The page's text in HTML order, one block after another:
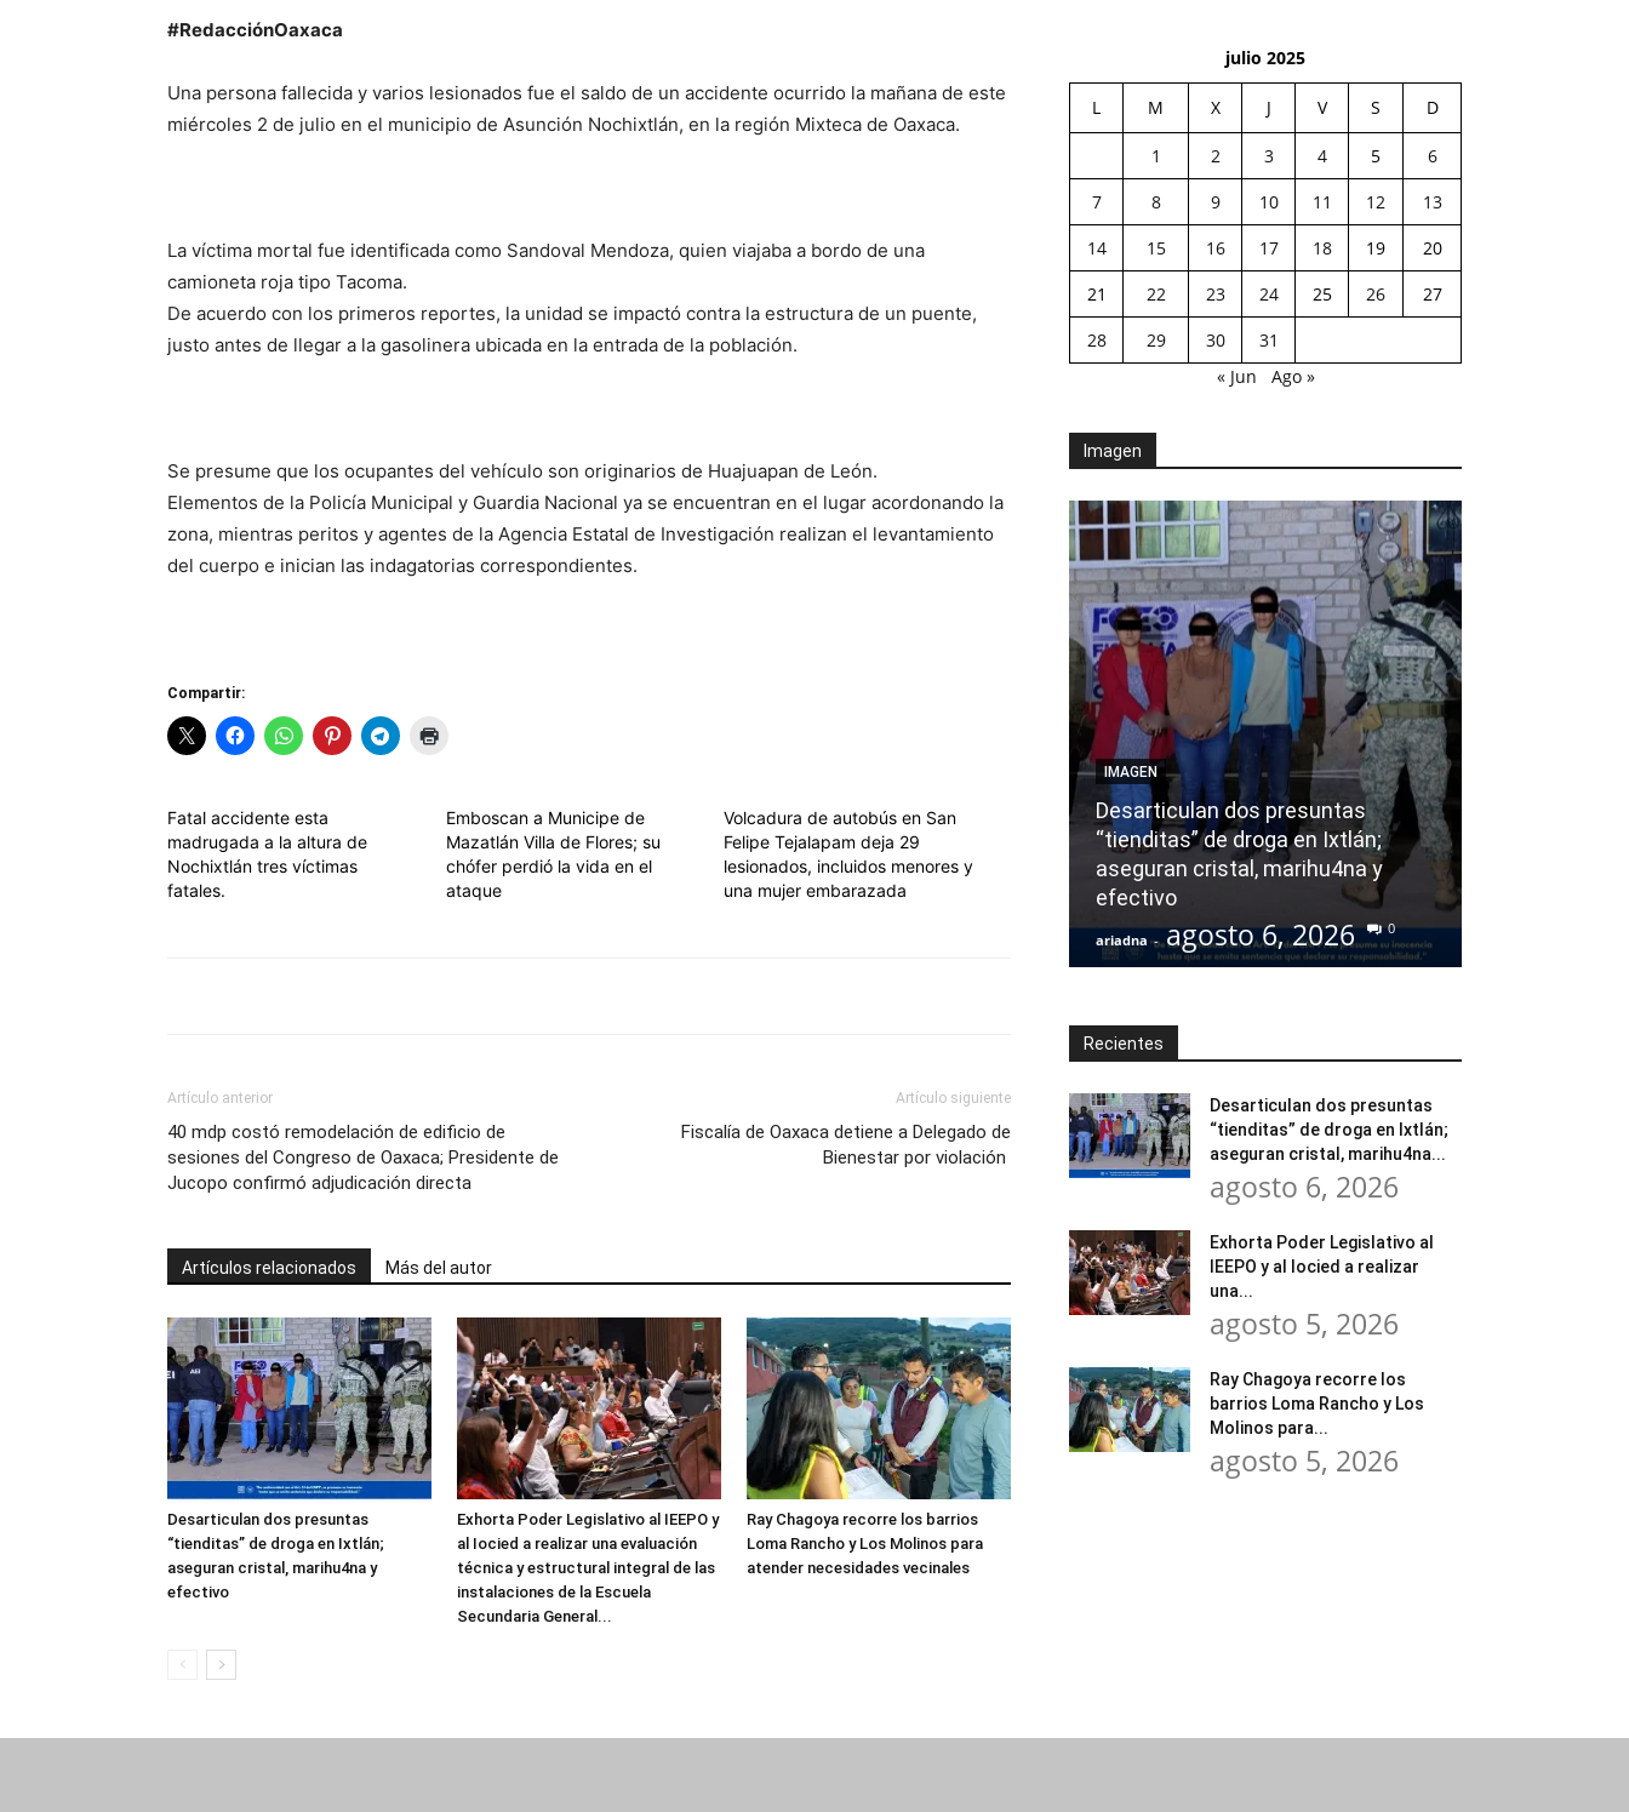
#RedacciónOaxaca
Una persona fallecida y varios lesionados fue el saldo de un accidente ocurrido la mañana de este
miércoles 2 de julio en el municipio de Asunción Nochixtlán, en la región Mixteca de Oaxaca.
La víctima mortal fue identificada como Sandoval Mendoza, quien viajaba a bordo de una
camioneta roja tipo Tacoma.
De acuerdo con los primeros reportes, la unidad se impactó contra la estructura de un puente,
justo antes de llegar a la gasolinera ubicada en la entrada de la población.
Se presume que los ocupantes del vehículo son originarios de Huajuapan de León.
Elementos de la Policía Municipal y Guardia Nacional ya se encuentran en el lugar acordonando la
zona, mientras peritos y agentes de la Agencia Estatal de Investigación realizan el levantamiento
del cuerpo e inician las indagatorias correspondientes.
Compartir:
Fatal accidente esta
madrugada a la altura de
Nochixtlán tres víctimas
fatales.
Emboscan a Municipe de
Mazatlán Villa de Flores; su
chófer perdió la vida en el
ataque
Volcadura de autobús en San
Felipe Tejalapam deja 29
lesionados, incluidos menores y
una mujer embarazada
Artículo anterior
40 mdp costó remodelación de edificio de
sesiones del Congreso de Oaxaca; Presidente de
Jucopo confirmó adjudicación directa
Artículo siguiente
Fiscalía de Oaxaca detiene a Delegado de
Bienestar por violación
Artículos relacionados Más del autor
Desarticulan dos presuntas
“tienditas” de droga en Ixtlán;
aseguran cristal, marihu4na y
efectivo
Exhorta Poder Legislativo al IEEPO y
al Iocied a realizar una evaluación
técnica y estructural integral de las
instalaciones de la Escuela
Secundaria General...
Ray Chagoya recorre los barrios
Loma Rancho y Los Molinos para
atender necesidades vecinales
julio 2025
L M X J V S D
1 2 3 4 5
6
7
8 9 10 11 12
13
14
15 16 17 18 19
20
21
22 23 24 25 26
27
28
29 30
31
« Jun
Ago »
Imagen
IMAGEN
Desarticulan dos presuntas
“tienditas” de droga en Ixtlán;
aseguran cristal, marihu4na y
efectivo
ariadna - agosto 6, 2026 0
Recientes
Desarticulan dos presuntas
“tienditas” de droga en Ixtlán;
aseguran cristal, marihu4na...
agosto 6, 2026
Exhorta Poder Legislativo al
IEEPO y al Iocied a realizar
una...
agosto 5, 2026
Ray Chagoya recorre los
barrios Loma Rancho y Los
Molinos para...
agosto 5, 2026